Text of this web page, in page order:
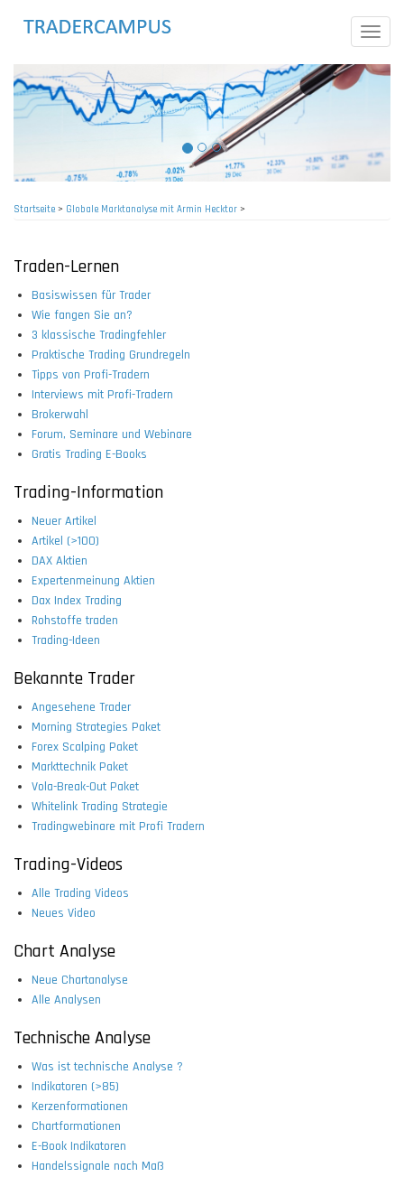
Toggle
Startseite> Globale Marktanalyse mit Armin Hecktor >
Traden-Lernen
Basiswissen für Trader
Wie fangen Sie an?
3 klassische Tradingfehler
Praktische Trading Grundregeln
Tipps von Profi-Tradern
Interviews mit Profi-Tradern
Brokerwahl
Forum, Seminare und Webinare
Gratis Trading E-Books
Trading-Information
Neuer Artikel
Artikel (>100)
DAX Aktien
Expertenmeinung Aktien
Dax Index Trading
Rohstoffe traden
Trading-Ideen
Bekannte Trader
Angesehene Trader
Morning Strategies Paket
Forex Scalping Paket
Markttechnik Paket
Vola-Break-Out Paket
Whitelink Trading Strategie
Tradingwebinare mit Profi Tradern
Trading-Videos
Alle Trading Videos
Neues Video
Chart Analyse
Neue Chartanalyse
Alle Analysen
Technische Analyse
Was ist technische Analyse ?
Indikatoren (>85)
Kerzenformationen
Chartformationen
E-Book Indikatoren
Handelssignale nach Maß